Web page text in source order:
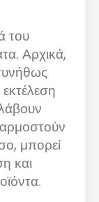
του
Αρχικά,
μπορεί
και